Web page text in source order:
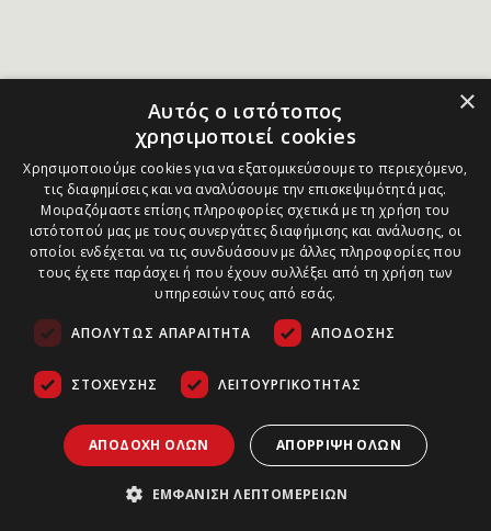
×
Αυτός ο ιστότοπος
χρησιμοποιεί cookies
Χρησιμοποιούμε cookies για να εξατομικεύσουμε το περιεχόμενο,
τις διαφημίσεις και να αναλύσουμε την επισκεψιμότητά μας.
Μοιραζόμαστε επίσης πληροφορίες σχετικά με τη χρήση του
ιστότοπού μας με τους συνεργάτες διαφήμισης και ανάλυσης, οι
οποίοι ενδέχεται να τις συνδυάσουν με άλλες πληροφορίες που
τους έχετε παράσχει ή που έχουν συλλέξει από τη χρήση των
υπηρεσιών τους από εσάς.
ΑΠΟΛΎΤΩΣ ΑΠΑΡΑΊΤΗΤΑ ΑΠΌΔΟΣΗΣ
ΣΤΌΧΕΥΣΗΣ ΛΕΙΤΟΥΡΓΙΚΌΤΗΤΑΣ
ΑΠΟΔΟΧΉ ΌΛΩΝ ΑΠΌΡΡΙΨΗ ΌΛΩΝ
ΕΜΦΆΝΙΣΗ ΛΕΠΤΟΜΕΡΕΙΏΝ